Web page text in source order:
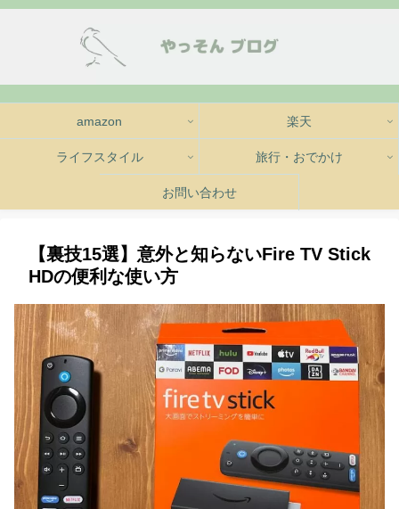
amazon 楽天
ライフスタイル 旅行・おでかけ
お問い合わせ
【裏技15選】意外と知らないFire TV Stick
HDの便利な使い方